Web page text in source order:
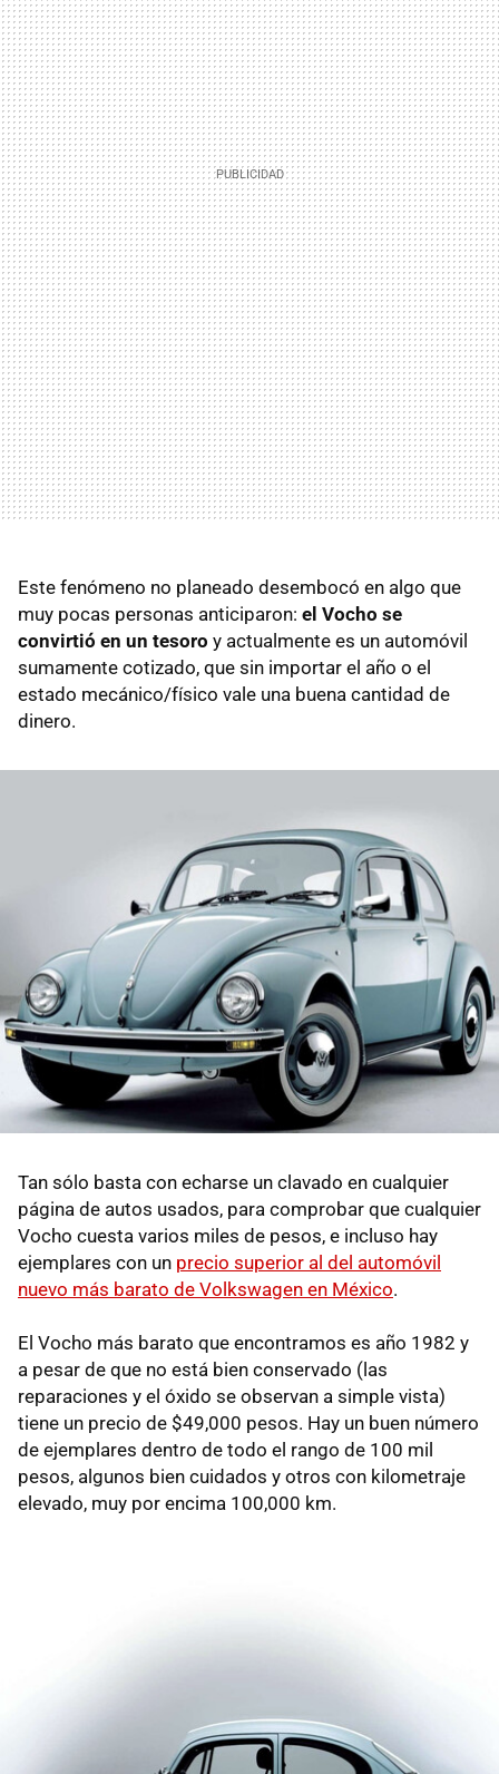
Este fenómeno no planeado desembocó en algo que
muy pocas personas anticiparon: el Vocho se
convirtió en un tesoro y actualmente es un automóvil
sumamente cotizado, que sin importar el año o el
estado mecánico/físico vale una buena cantidad de
dinero.
Tan sólo basta con echarse un clavado en cualquier
página de autos usados, para comprobar que cualquier
Vocho cuesta varios miles de pesos, e incluso hay
ejemplares con un precio superior al del automóvil
nuevo más barato de Volkswagen en México.
El Vocho más barato que encontramos es año 1982 y
a pesar de que no está bien conservado (las
reparaciones y el óxido se observan a simple vista)
tiene un precio de $49,000 pesos. Hay un buen número
de ejemplares dentro de todo el rango de 100 mil
pesos, algunos bien cuidados y otros con kilometraje
elevado, muy por encima 100,000 km.